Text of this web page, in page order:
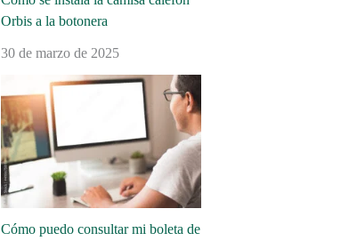
Orbis a la botonera
30 de marzo de 2025
Cómo puedo consultar mi boleta de